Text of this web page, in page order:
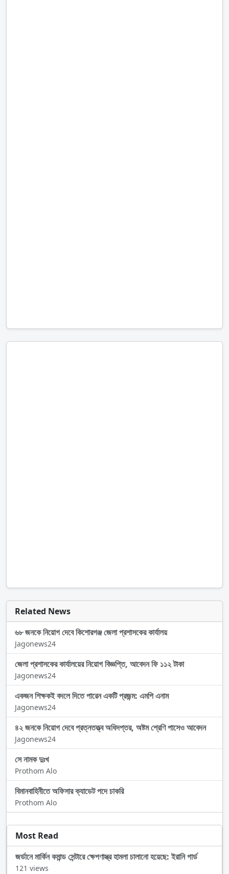
Related News
৬৮ জনকে নিয়োগ দেবে কিশোরগঞ্জ জেলা প্রশাসকের কার্যালয়
Jagonews24
জেলা প্রশাসকের কার্যালয়ের নিয়োগ বিজ্ঞপ্তি, আবেদন ফি ১১২ টাকা
Jagonews24
একজন শিক্ষকই বদলে দিতে পারেন একটি প্রজন্ম: এমপি এনাম
Jagonews24
৪২ জনকে নিয়োগ দেবে প্রত্নতত্ত্ব অধিদপ্তর, অষ্টম শ্রেণি পাসেও আবেদন
Jagonews24
সে নামক দুঃখ
Prothom Alo
বিমানবাহিনীতে অফিসার ক্যাডেট পদে চাকরি
Prothom Alo
Most Read
জর্ডানে মার্কিন কমান্ড সেন্টারে ক্ষেপণাস্ত্র হামলা চালানো হয়েছে: ইরানি গার্ড
121 views